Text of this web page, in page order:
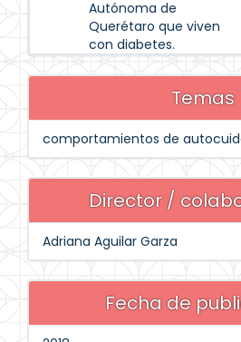
Autónoma de
Querétaro que viven
con diabetes.
Temas
comportamientos de
Director /
Adriana Aguilar Garza
Fecha de